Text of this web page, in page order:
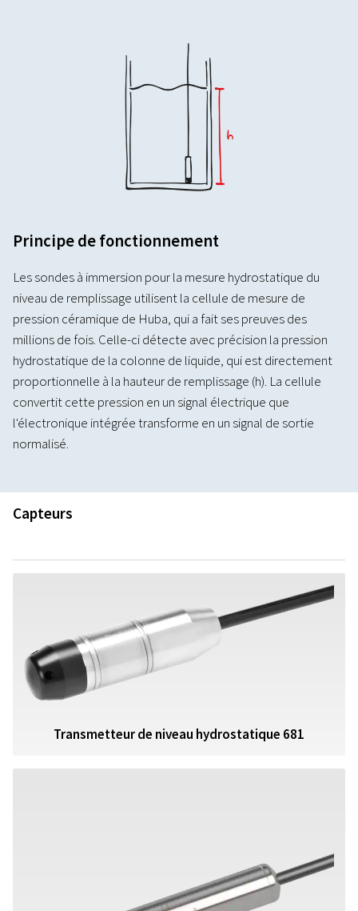
Principe de fonctionnement
Les sondes à immersion pour la mesure hydrostatique du
niveau de remplissage utilisent la cellule de mesure de
pression céramique de Huba, qui a fait ses preuves des
millions de fois. Celle-ci détecte avec précision la pression
hydrostatique de la colonne de liquide, qui est directement
proportionnelle à la hauteur de remplissage (h). La cellule
convertit cette pression en un signal électrique que
l'électronique intégrée transforme en un signal de sortie
normalisé.
Capteurs
Transmetteur de niveau hydrostatique 681